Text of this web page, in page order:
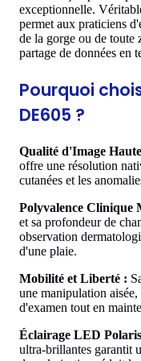
exceptionnelle.
permet aux praticiens
de la gorge ou de toute
partage de données en
Pourquoi
DE605 ?
Qualité d'Image
offre une résolution
cutanées et les
Polyvalence Clinique
et sa profondeur de
observation
d'une plaie.
Mobilité et Liberté :
une manipulation
d'examen tout en
Éclairage LED
ultra-brillantes garantit